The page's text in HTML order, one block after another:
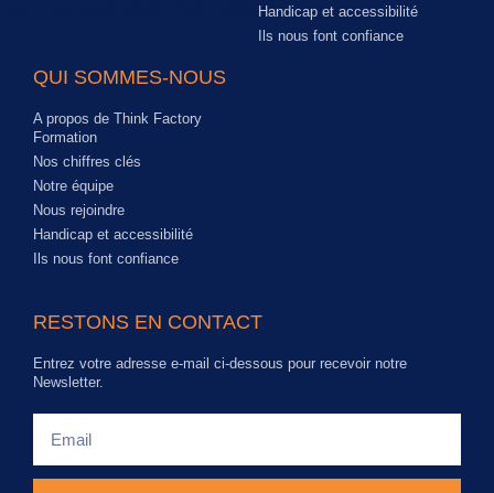
Handicap et accessibilité
Ils nous font confiance
QUI SOMMES-NOUS
A propos de Think Factory
Formation
Nos chiffres clés
Notre équipe
Nous rejoindre
Handicap et accessibilité
Ils nous font confiance
RESTONS EN CONTACT
Entrez votre adresse e-mail ci-dessous pour recevoir notre
Newsletter.